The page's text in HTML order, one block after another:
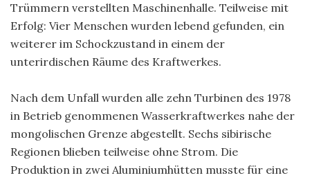
Trümmern verstellten Maschinenhalle. Teilweise mit
Erfolg: Vier Menschen wurden lebend gefunden, ein
weiterer im Schockzustand in einem der
unterirdischen Räume des Kraftwerkes.
Nach dem Unfall wurden alle zehn Turbinen des 1978
in Betrieb genommenen Wasserkraftwerkes nahe der
mongolischen Grenze abgestellt. Sechs sibirische
Regionen blieben teilweise ohne Strom. Die
Produktion in zwei Aluminiumhütten musste für eine